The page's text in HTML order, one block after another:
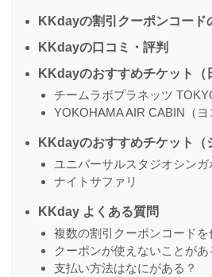
KKdayの割引クーポンコード
KKdayの口コミ・評判
KKdayのおすすめチケット（
チームラボプラネッツ
YOKOHAMA AIR CABIN（ヨ
KKdayのおすすめチケット（
ユニバーサルスタジオシンガ
ナイトサファリ
KKday よくある質問
複数の割引クーポンコードを
クーポンが使えないことがあ
支払い方法はなにがある？